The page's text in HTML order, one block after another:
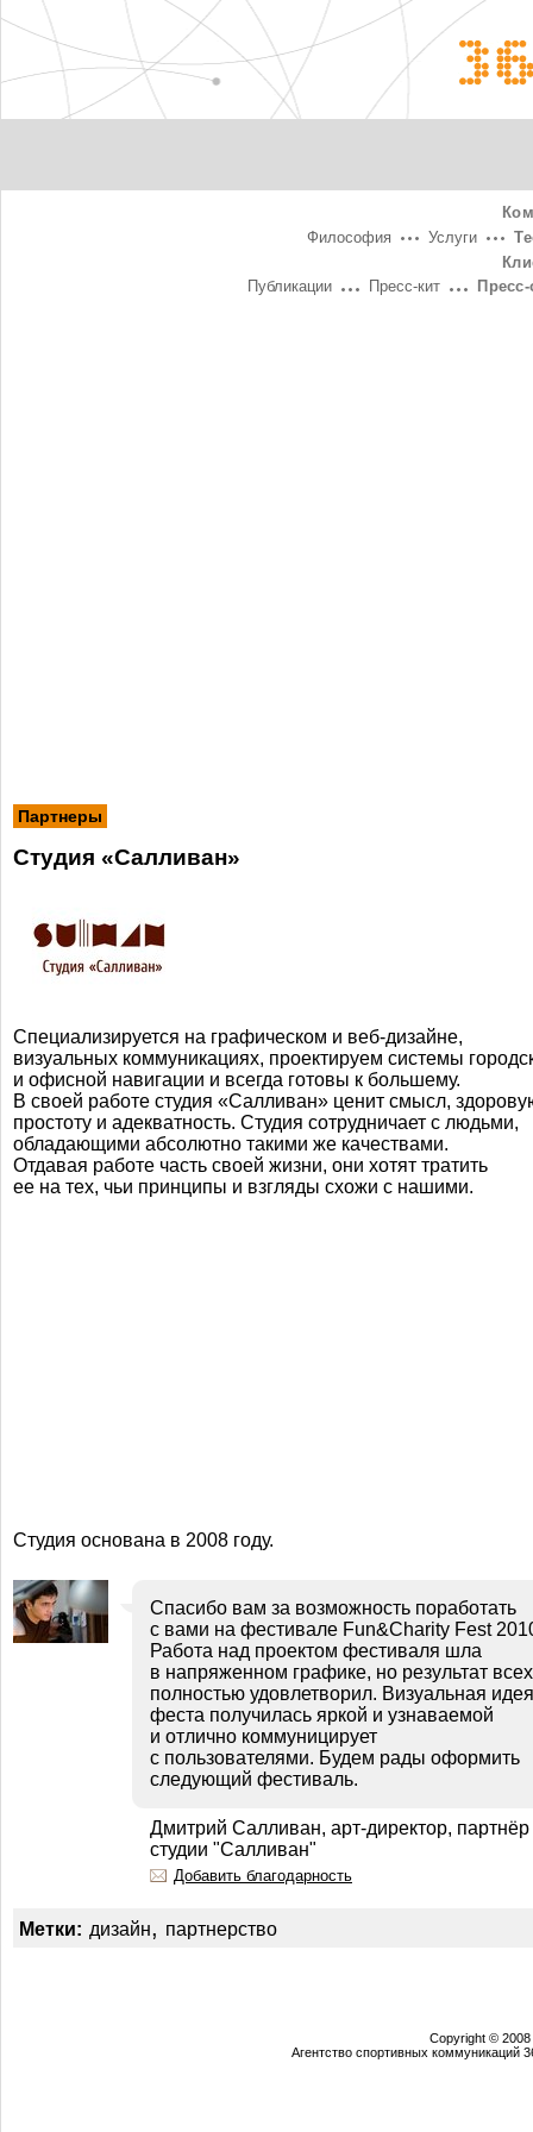
Услуги
Философия
Пресс-кит
Публикации
Партнеры
Студия «Салливан»
Cпециализируется на графическом и веб-дизайне,
визуальных коммуникациях, проектируем системы
и офисной навигации и всегда готовы к большему.
В своей работе студия «Салливан» ценит смысл,
простоту и адекватность. Студия сотрудничает с людьми,
обладающими абсолютно такими же качествами.
Отдавая работе часть своей жизни, они хотят тратить
ее на тех, чьи принципы и взгляды схожи с нашими.
Студия основана в 2008 году.
Спасибо вам за возможность поработать
с вами на фестивале Fun&Charity Fest
Работа над проектом фестиваля шла
в напряженном графике, но результат всех
полностью удовлетворил. Визуальная идея
феста получилась яркой и узнаваемой
и отлично коммуницирует
с пользователями. Будем рады оформить
следующий фестиваль.
Дмитрий Салливан, арт-директор, партнёр
студии "Салливан"
Добавить благодарность
Метки: дизайн, партнерство
Copyright © 2008
Агентство спортивных коммуникаций